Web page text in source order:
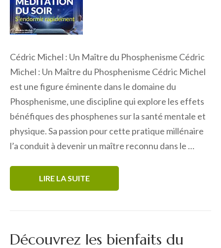
Cédric Michel : Un Maître du Phosphenisme Cédric
Michel : Un Maître du Phosphenisme Cédric Michel
est une figure éminente dans le domaine du
Phosphenisme, une discipline qui explore les effets
bénéfiques des phosphenes sur la santé mentale et
physique. Sa passion pour cette pratique millénaire
l’a conduit à devenir un maître reconnu dans le …
LIRE LA SUITE
Découvrez les bienfaits du